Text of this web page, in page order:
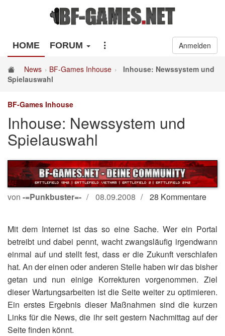
HOME FORUM Anmelden
News BF-Games Inhouse
Inhouse: Newssystem und
Spielauswahl
BF-Games Inhouse
Inhouse: Newssystem und
Spielauswahl
von -=Punkbuster=- 08.09.2008 28 Kommentare
Mit dem Internet ist das so eine Sache. Wer ein Portal
betreibt und dabei pennt, wacht zwangsläufig irgendwann
einmal auf und stellt fest, dass er die Zukunft verschlafen
hat. An der einen oder anderen Stelle haben wir das bisher
getan und nun einige Korrekturen vorgenommen. Ziel
dieser Wartungsarbeiten ist die Seite weiter zu optimieren.
Ein erstes Ergebnis dieser Maßnahmen sind die kurzen
Links für die News, die ihr seit gestern Nachmittag auf der
Seite finden könnt.